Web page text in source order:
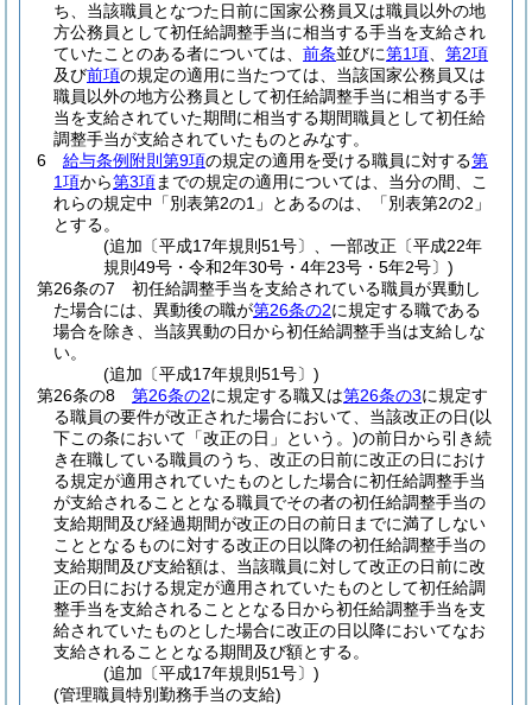
ち、当該職員となつた日前に国家公務員又は職員以外の地
方公務員として初任給調整手当に相当する手当を支給され
ていたことのある者については、 前条並びに第1項
第2項
及び前項の規定の適用に当たつては、当該国家公務員又は
職員以外の地方公務員として初任給調整手当に相当する手
当を支給されていた期間に相当する期間職員として初任給
調整手当が支給されていたものとみなす。
6
給与条例附則第9項の規定の適用を受ける職員に対する第
1項から第3項までの規定の適用については、当分の間、こ
れらの規定中「別表第2の1」とあるのは、「別表第2の2」
とする。
(追加〔平成17年規則51号〕、一部改正〔平成22年
規則49号・令和2年30号・4年23号・5年2号〕)
第26条の7
初任給調整手当を支給されている職員が異動し
た場合には、異動後の職が第26条の2に規定する職である
場合を除き、当該異動の日から初任給調整手当は支給しな
い。
(追加〔平成17年規則51号〕)
第26条の8
第26条の2に規定する職又は第26条の3に規定す
る職員の要件が改正された場合において、当該改正の日(以
下この条において「改正の日」という。)の前日から引き続
き在職している職員のうち、改正の日前に改正の日におけ
る規定が適用されていたものとした場合に初任給調整手当
が支給されることとなる職員でその者の初任給調整手当の
支給期間及び経過期間が改正の日の前日までに満了しない
こととなるものに対する改正の日以降の初任給調整手当の
支給期間及び支給額は、当該職員に対して改正の日前に改
正の日における規定が適用されていたものとして初任給調
整手当を支給されることとなる日から初任給調整手当を支
給されていたものとした場合に改正の日以降においてなお
支給されることとなる期間及び額とする。
(追加〔平成17年規則51号〕)
(管理職員特別勤務手当の支給)